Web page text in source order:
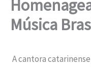
Música
A cantora